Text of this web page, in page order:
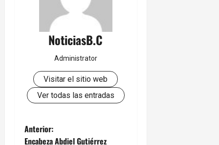
NoticiasB.C
Administrator
Visitar el sitio web
Ver todas las entradas
N
Anterior:
Encabeza Abdiel Gutiérrez